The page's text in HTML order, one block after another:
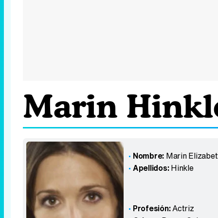
Marin
Nombre: Marin
Apellidos:Hinkle
Profesión:Actriz